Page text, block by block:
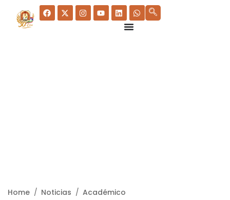
Home Noticias
Académico